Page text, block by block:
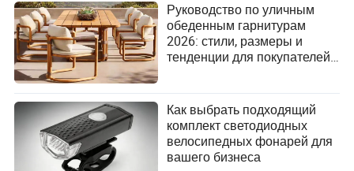
Руководство по уличным
обеденным гарнитурам
2026: стили, размеры и
тенденции для покупателей
Как выбрать подходящий
комплект светодиодных
велосипедных фонарей для
вашего бизнеса